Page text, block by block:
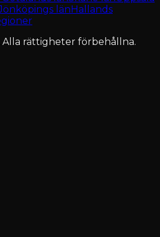
länHallands
rättigheter förbehållna.